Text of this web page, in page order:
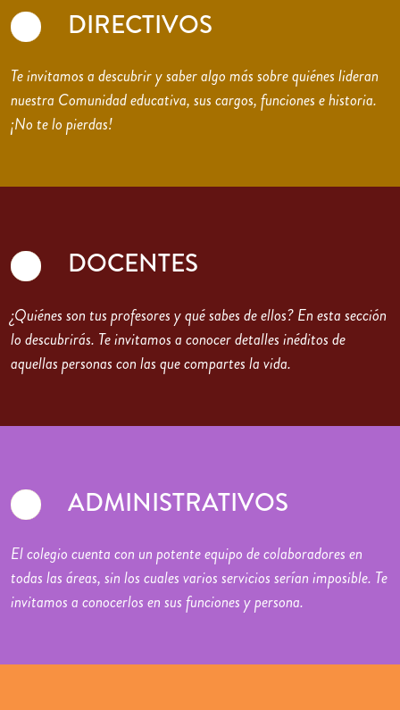
DIRECTIVOS
Te invitamos a descubrir y saber algo más sobre quiénes lideran
nuestra Comunidad educativa, sus cargos, funciones e historia.
¡No te lo pierdas!
DOCENTES
¿Quiénes son tus profesores y qué sabes de ellos? En esta sección
lo descubrirás. Te invitamos a conocer detalles inéditos de
aquellas personas con las que compartes la vida.
ADMINISTRATIVOS
El colegio cuenta con un potente equipo de colaboradores en
todas las áreas, sin los cuales varios servicios serían imposible. Te
invitamos a conocerlos en sus funciones y persona.